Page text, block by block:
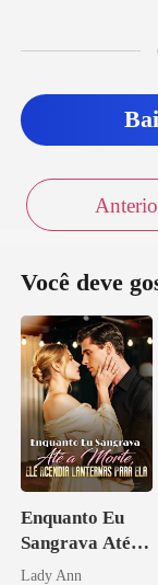
Você deve
Enquanto Eu
Sangrava Até a
Morte, Ele
Lady Ann